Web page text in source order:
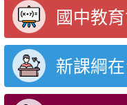
國中教
新課綱